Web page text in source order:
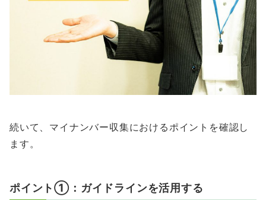
続いて、マイナンバー収集におけるポイントを確認し
ます。
ポイント①：ガイドラインを活用する